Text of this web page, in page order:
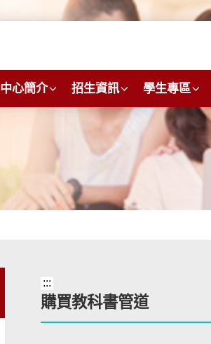
中心簡介 招生資訊 學生專區
:::
購買教科書管道